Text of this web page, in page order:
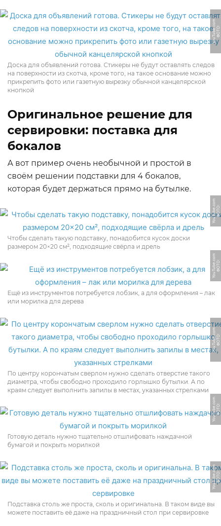
Ф
О
Т
О:
Y
o
u
T
u
b
e.
c
o
m
Доска для объявлений готова. Стикеры не будут оставлять следов
на поверхности из скотча, кроме того, на такое основание можно
прикрепить фото или газетную вырезку обычной канцелярской
кнопкой
Оригинальное решение для
сервировки: поставка для
бокалов
А вот пример очень необычной и простой в
своём решении подставки для 4 бокалов,
которая будет держаться прямо на бутылке.
Ф
О
Т
О:
Y
o
u
T
u
b
e.
c
o
m
Чтобы сделать такую подставку, понадобится кусок доски
размером 20×20 см², подходящие свёрла и дрель
Ф
О
Т
О:
Y
o
u
T
u
b
e.
c
o
m
Ещё из инструментов потребуется лобзик, а для оформления – лак
или морилка для дерева
Ф
О
Т
О:
Y
o
u
T
u
b
e.
c
o
m
По центру корончатым сверлом нужно сделать отверстие такого
диаметра, чтобы свободно проходило горлышко бутылки. А по
краям следует выполнить запилы в местах, указанных стрелками
Ф
О
Т
О:
Y
o
u
T
u
b
e.
c
o
m
Готовую деталь нужно тщательно отшлифовать наждачной
бумагой и покрыть морилкой
Ф
О
Т
О:
Y
o
u
T
u
b
e.
c
o
m
Подставка столь же проста, сколь и оригинальна. В таком виде вы
можете поставить её даже на праздничный стол при сервировке